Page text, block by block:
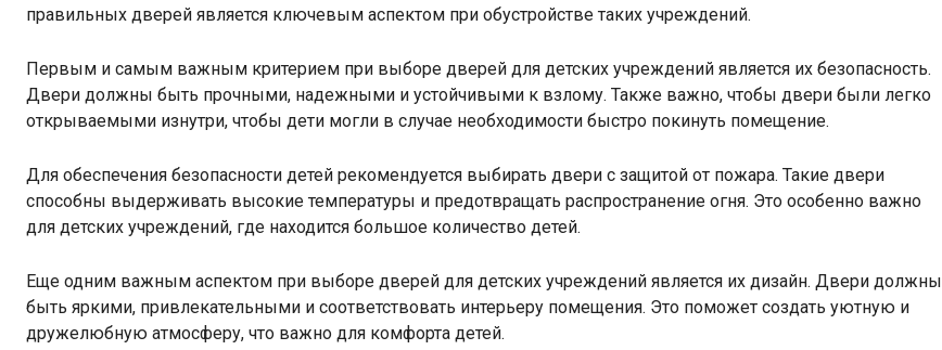
правильных дверей является ключевым аспектом при обустройстве таких учреждений.
Первым и самым важным критерием при выборе дверей для детских учреждений является их безопасность.
Двери должны быть прочными, надежными и устойчивыми к взлому. Также важно, чтобы двери были легко
открываемыми изнутри, чтобы дети могли в случае необходимости быстро покинуть помещение.
Для обеспечения безопасности детей рекомендуется выбирать двери с защитой от пожара. Такие двери
способны выдерживать высокие температуры и предотвращать распространение огня. Это особенно важно
для детских учреждений, где находится большое количество детей.
Еще одним важным аспектом при выборе дверей для детских учреждений является их дизайн. Двери должны
быть яркими, привлекательными и соответствовать интерьеру помещения. Это поможет создать уютную и
дружелюбную атмосферу, что важно для комфорта детей.